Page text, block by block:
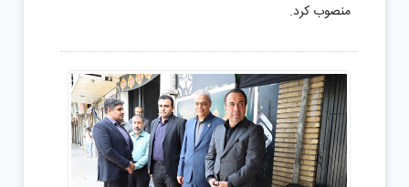
منصوب کرد.